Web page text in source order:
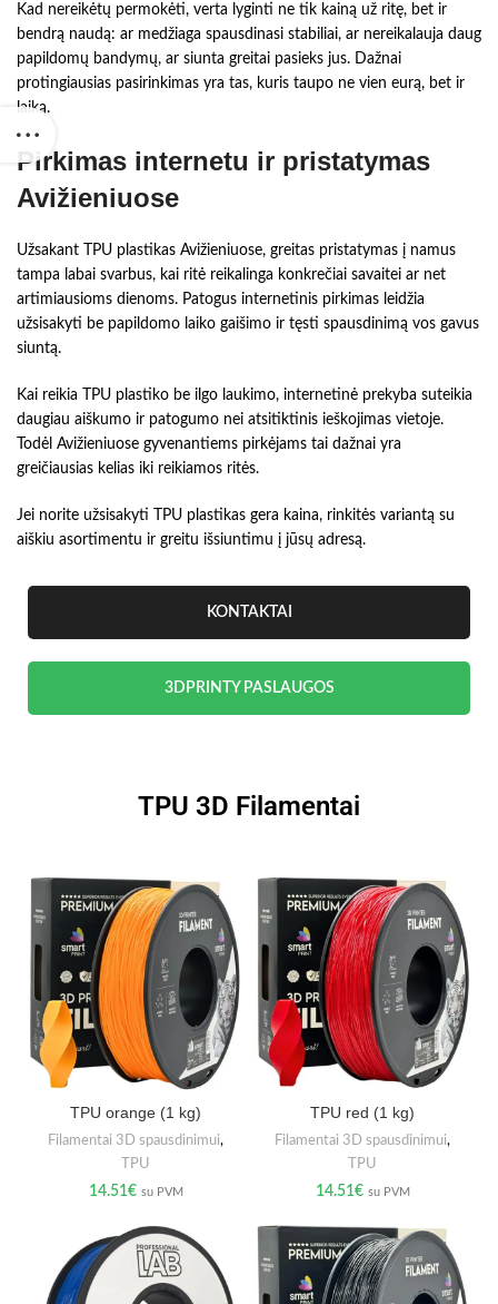
Kad nereikėtų permokėti, verta lyginti ne tik kainą už ritę, bet ir
bendrą naudą: ar medžiaga spausdinasi stabiliai, ar nereikalauja daug
papildomų bandymų, ar siunta greitai pasieks jus. Dažnai
protingiausias pasirinkimas yra tas, kuris taupo ne vien eurą, bet ir
laiką.
Pirkimas internetu ir pristatymas
Avižieniuose
Užsakant TPU plastikas Avižieniuose, greitas pristatymas į namus
tampa labai svarbus, kai ritė reikalinga konkrečiai savaitei ar net
artimiausioms dienoms. Patogus internetinis pirkimas leidžia
užsisakyti be papildomo laiko gaišimo ir tęsti spausdinimą vos gavus
siuntą.
Kai reikia TPU plastiko be ilgo laukimo, internetinė prekyba suteikia
daugiau aiškumo ir patogumo nei atsitiktinis ieškojimas vietoje.
Todėl Avižieniuose gyvenantiems pirkėjams tai dažnai yra
greičiausias kelias iki reikiamos ritės.
Jei norite užsisakyti TPU plastikas gera kaina, rinkitės variantą su
aiškiu asortimentu ir greitu išsiuntimu į jūsų adresą.
KONTAKTAI
3DPRINTY PASLAUGOS
TPU 3D Filamentai
TPU orange (1 kg)
Filamentai 3D spausdinimui,
TPU
14.51€ su PVM
TPU red (1 kg)
Filamentai 3D spausdinimui,
TPU
14.51€ su PVM